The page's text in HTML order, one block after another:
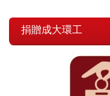
捐贈成大環工